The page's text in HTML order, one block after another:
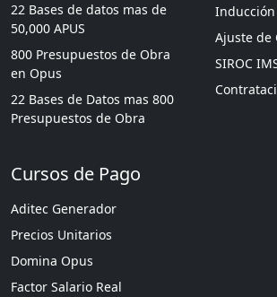
22 Bases de datos mas de
50,000 APUS
800 Presupuestos de Obra
en Opus
22 Bases de Datos mas 800
Presupuestos de Obra
Ajuste de
SIROC
Cursos de Pago
Aditec Generador
Precios Unitarios
Domina Opus
Factor Salario Real